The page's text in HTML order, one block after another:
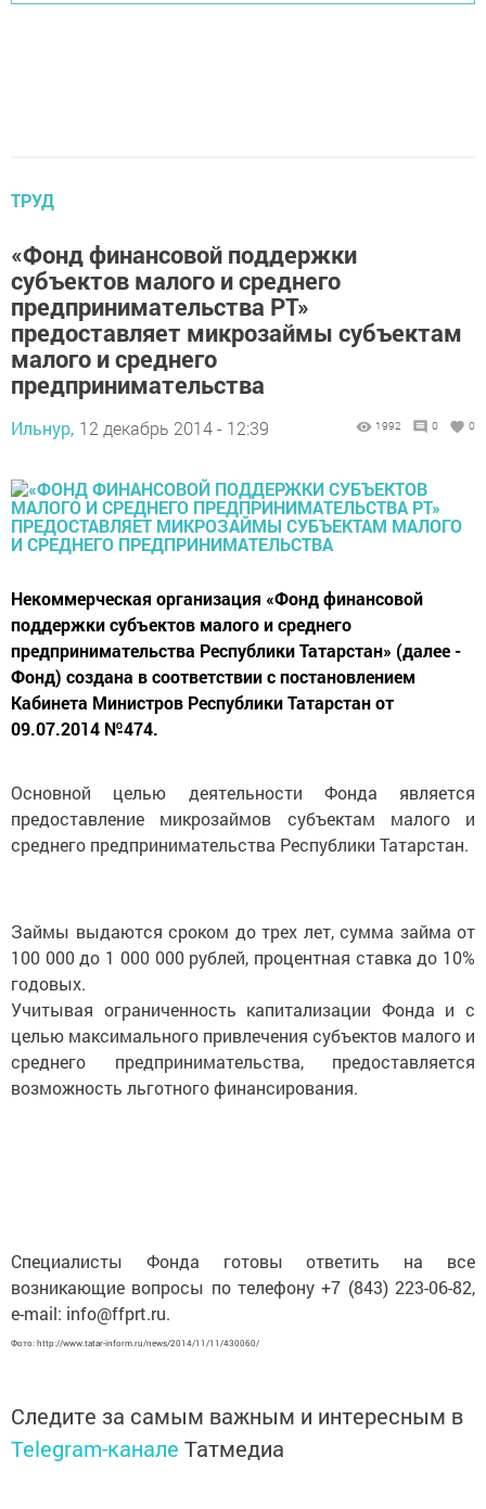
ТРУД
«Фонд финансовой поддержки
субъектов малого и среднего
предпринимательства РТ»
предоставляет микрозаймы субъектам
малого и среднего
предпринимательства
Ильнур, 12 декабрь 2014 - 12:39 1992 0 0
Некоммерческая организация «Фонд финансовой
поддержки субъектов малого и среднего
предпринимательства Республики Татарстан» (далее -
Фонд) создана в соответствии с постановлением
Кабинета Министров Республики Татарстан от
09.07.2014 №474.
Основной целью деятельности Фонда является
предоставление микрозаймов субъектам малого и
среднего предпринимательства Республики Татарстан.
Займы выдаются сроком до трех лет, сумма займа от
100 000 до 1 000 000 рублей, процентная ставка до 10%
годовых.
Учитывая ограниченность капитализации Фонда и с
целью максимального привлечения субъектов малого и
среднего предпринимательства, предоставляется
возможность льготного финансирования.
Специалисты Фонда готовы ответить на все
возникающие вопросы по телефону +7 (843) 223-06-82,
e-mail: info@ffprt.ru.
Фото: http://www.tatar-inform.ru/news/2014/11/11/430060/
Следите за самым важным и интересным в
Telegram-канале Татмедиа